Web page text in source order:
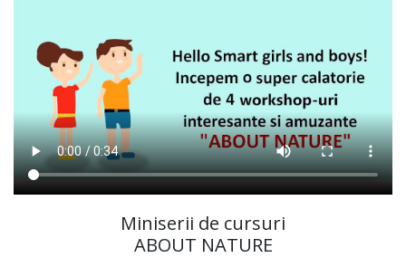
Miniserii de cursuri
ABOUT NATURE